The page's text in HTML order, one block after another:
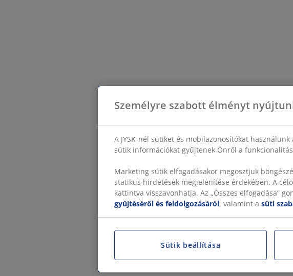
Személyre szabott élményt
A JYSK-nél sütiket és mobilazonosítókat
sütik információkat gyűjtenek Önről a
Marketing sütik elfogadásakor megosztjuk
statikus hirdetések megjelenítése érdekében. A
kattintva visszavonhatja. Az „Összes elfogadása”
gyűjtéséről és feldolgozásáról, valamint a süti
Sütik beállítása